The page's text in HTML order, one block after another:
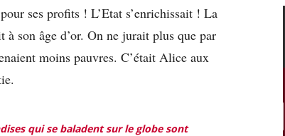
ses profits ! L’Etat s’enrichissait ! La
son âge d’or. On ne jurait plus que par
moins pauvres. C’était Alice aux
qui se baladent sur le globe sont